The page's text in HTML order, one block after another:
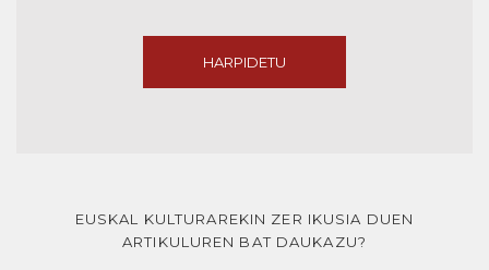
HARPIDETU
EUSKAL KULTURAREKIN ZER IKUSIA DUEN
ARTIKULUREN BAT DAUKAZU?